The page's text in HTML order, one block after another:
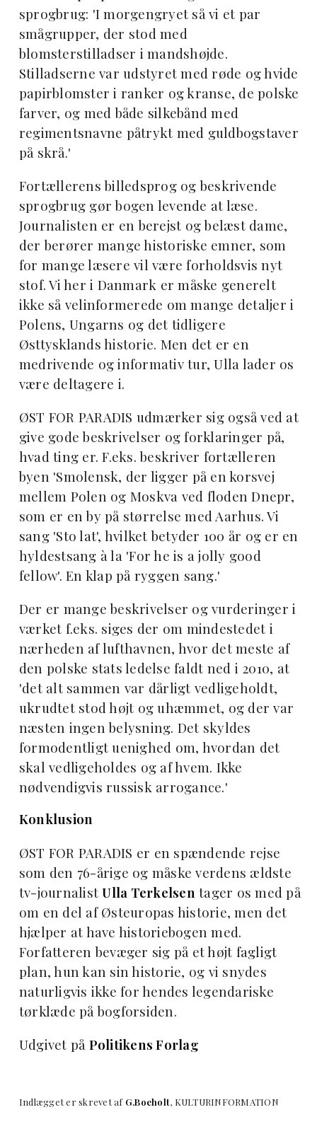
sprogbrug: 'I morgengryet så vi et par
smågrupper, der stod med
blomsterstilladser i mandshøjde.
Stilladserne var udstyret med røde og hvide
papirblomster i ranker og kranse, de polske
farver, og med både silkebånd med
regimentsnavne påtrykt med guldbogstaver
på skrå.'
Fortællerens billedsprog og beskrivende
sprogbrug gør bogen levende at læse.
Journalisten er en berejst og belæst dame,
der berører mange historiske emner, som
for mange læsere vil være forholdsvis nyt
stof. Vi her i Danmark er måske generelt
ikke så velinformerede om mange detaljer i
Polens, Ungarns og det tidligere
Østtysklands historie. Men det er en
medrivende og informativ tur, Ulla lader os
være deltagere i.
ØST FOR PARADIS udmærker sig også ved at
give gode beskrivelser og forklaringer på,
hvad ting er. F.eks. beskriver fortælleren
byen 'Smolensk, der ligger på en korsvej
mellem Polen og Moskva ved floden Dnepr,
som er en by på størrelse med Aarhus. Vi
sang 'Sto lat', hvilket betyder 100 år og er en
hyldestsang à la 'For he is a jolly good
fellow'. En klap på ryggen sang.'
Der er mange beskrivelser og vurderinger i
værket f.eks. siges der om mindestedet i
nærheden af lufthavnen, hvor det meste af
den polske stats ledelse faldt ned i 2010, at
'det alt sammen var dårligt vedligeholdt,
ukrudtet stod højt og uhæmmet, og der var
næsten ingen belysning. Det skyldes
formodentligt uenighed om, hvordan det
skal vedligeholdes og af hvem. Ikke
nødvendigvis russisk arrogance.'
Konklusion
ØST FOR PARADIS er en spændende rejse
som den 76-årige og måske verdens ældste
tv-journalistUlla Terkelsentager os med på
om en del af Østeuropas historie, men det
hjælper at have historiebogen med.
Forfatteren bevæger sig på et højt fagligt
plan, hun kan sin historie, og vi snydes
naturligvis ikke for hendes legendariske
tørklæde på bogforsiden.
Udgivet på Politikens Forlag
Indlægget er skrevet af G.Boeholt, KULTURINFORMATION